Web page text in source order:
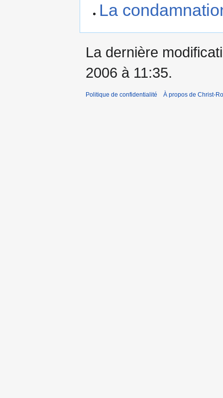
La
La dernière
2006 à 11:35.
Politique de confidentialité À propos de Christ-